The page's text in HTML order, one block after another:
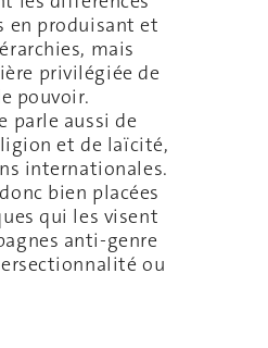
en produisant et
mais
privilégiée de
pouvoir.
parle aussi de
et de laïcité,
internationales.
bien placées
qui les visent
anti-genre
ou